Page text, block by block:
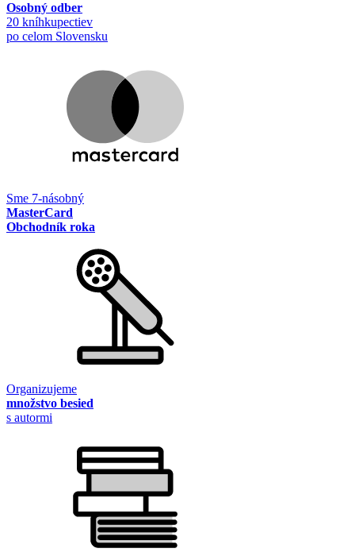
Osobný odber
20 kníhkupectiev
po celom Slovensku
Sme 7-násobný
MasterCard
Obchodník roka
Organizujeme
množstvo besied
s autormi